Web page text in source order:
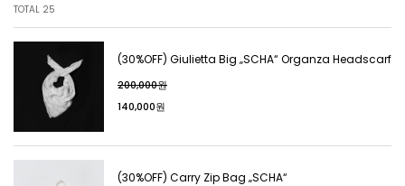
TOTAL 25
(30%OFF) Giulietta Big „SCHA“ Organza Headscarf
200,000원
140,000원
(30%OFF) Carry Zip Bag „SCHA“